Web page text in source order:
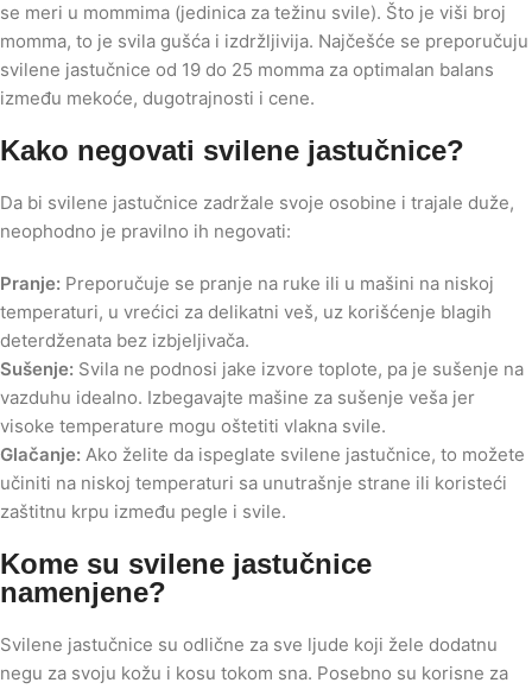
se meri u mommima (jedinica za težinu svile). Što je viši broj
momma, to je svila gušća i izdržljivija. Najčešće se preporučuju
svilene jastučnice od 19 do 25 momma za optimalan balans
između mekoće, dugotrajnosti i cene.
Kako negovati svilene jastučnice?
Da bi svilene jastučnice zadržale svoje osobine i trajale duže,
neophodno je pravilno ih negovati:
Pranje: Preporučuje se pranje na ruke ili u mašini na niskoj
temperaturi, u vrećici za delikatni veš, uz korišćenje blagih
deterdženata bez izbjeljivača.
Sušenje: Svila ne podnosi jake izvore toplote, pa je sušenje na
vazduhu idealno. Izbegavajte mašine za sušenje veša jer
visoke temperature mogu oštetiti vlakna svile.
Glačanje: Ako želite da ispeglate svilene jastučnice, to možete
učiniti na niskoj temperaturi sa unutrašnje strane ili koristeći
zaštitnu krpu između pegle i svile.
Kome su svilene jastučnice
namenjene?
Svilene jastučnice su odlične za sve ljude koji žele dodatnu
negu za svoju kožu i kosu tokom sna. Posebno su korisne za